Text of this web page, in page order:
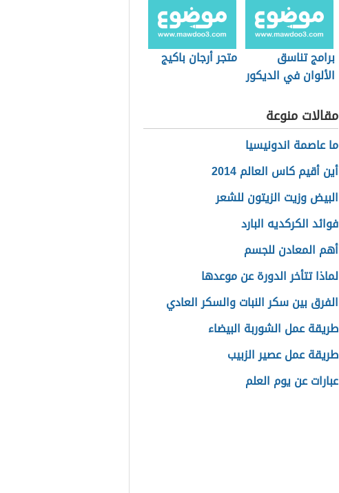
برامج تناسق
الألوان في الديكور
متجر أرجان باكيج
مقالات منوعة
ما عاصمة اندونيسيا
أين أقيم كاس العالم 2014
البيض وزيت الزيتون للشعر
فوائد الكركديه البارد
أهم المعادن للجسم
لماذا تتأخر الدورة عن موعدها
الفرق بين سكر النبات والسكر العادي
طريقة عمل الشوربة البيضاء
طريقة عمل عصير الزبيب
عبارات عن يوم العلم